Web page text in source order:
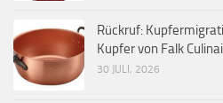
Rückruf:
Kupfer von Falk
30 JULI, 2026